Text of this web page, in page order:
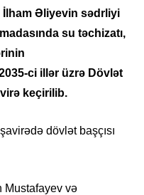
İlham Əliyevin sədrliyi
su təchizatı,
ci illər üzrə Dövlət
keçirilib.
dövlət başçısı
Mustafayev və